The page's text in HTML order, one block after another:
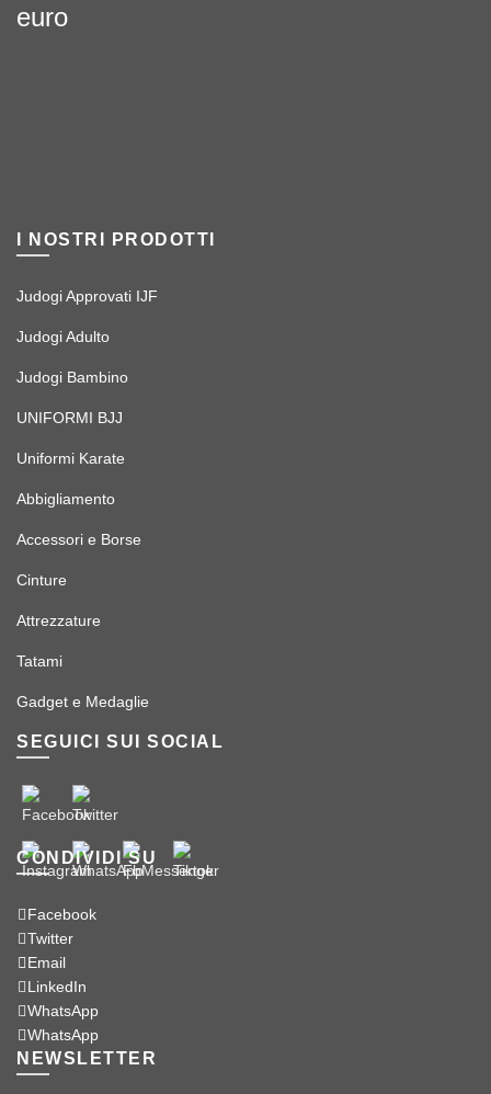
euro
I NOSTRI PRODOTTI
Judogi Approvati IJF
Judogi Adulto
Judogi Bambino
UNIFORMI BJJ
Uniformi Karate
Abbigliamento
Accessori e Borse
Cinture
Attrezzature
Tatami
Gadget e Medaglie
SEGUICI SUI SOCIAL
CONDIVIDI SU
Facebook
Twitter
Email
LinkedIn
WhatsApp
WhatsApp
NEWSLETTER